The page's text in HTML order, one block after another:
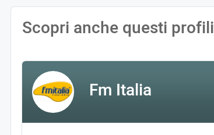
Scopri anche questi profili
Fm Italia